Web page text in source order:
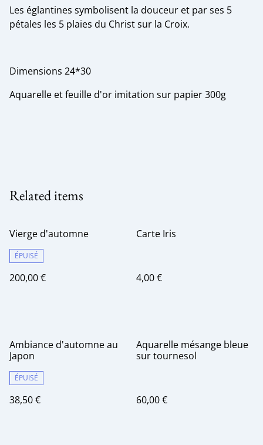
Les églantines symbolisent la douceur et par ses 5
pétales les 5 plaies du Christ sur la Croix.
Dimensions 24*30
Aquarelle et feuille d'or imitation sur papier 300g
Related items
Vierge d'automne
ÉPUISÉ
200,00 €
Carte Iris
4,00 €
Ambiance d'automne au
Japon
ÉPUISÉ
38,50 €
Aquarelle mésange bleue
sur tournesol
60,00 €